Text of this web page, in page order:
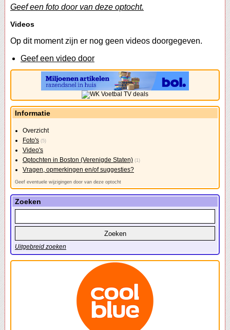
Geef een foto door van deze optocht.
Videos
Op dit moment zijn er nog geen videos doorgegeven.
Geef een video door
Informatie
Overzicht
Foto's (5)
Video's
Optochten in Boston (Verenigde Staten) (1)
Vragen, opmerkingen en/of suggesties?
Geef eventuele wijzigingen door van deze optocht
Zoeken
Uitgebreid zoeken